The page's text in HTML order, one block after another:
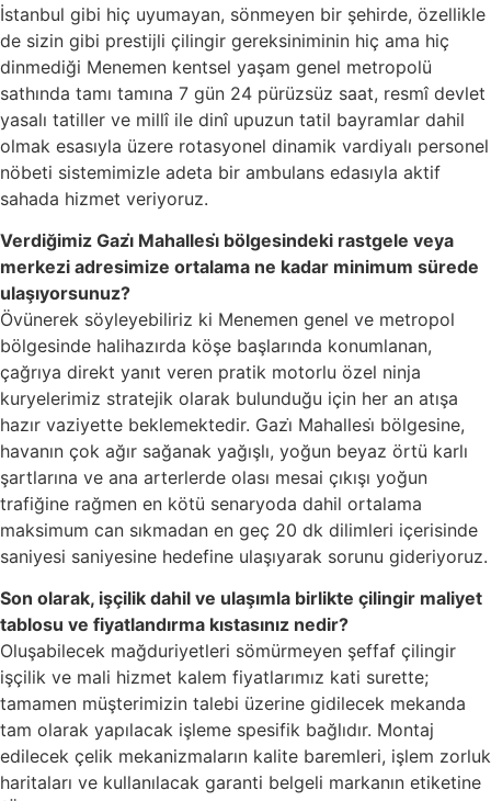
İstanbul gibi hiç uyumayan, sönmeyen bir şehirde, özellikle
de sizin gibi prestijli çilingir gereksiniminin hiç ama hiç
dinmediği Menemen kentsel yaşam genel metropolü
sathında tamı tamına 7 gün 24 pürüzsüz saat, resmî devlet
yasalı tatiller ve millî ile dinî upuzun tatil bayramlar dahil
olmak esasıyla üzere rotasyonel dinamik vardiyalı personel
nöbeti sistemimizle adeta bir ambulans edasıyla aktif
sahada hizmet veriyoruz.
Verdiğimiz Gazi̇ Mahallesi̇ bölgesindeki rastgele veya
merkezi adresimize ortalama ne kadar minimum sürede
ulaşıyorsunuz?
Övünerek söyleyebiliriz ki Menemen genel ve metropol
bölgesinde halihazırda köşe başlarında konumlanan,
çağrıya direkt yanıt veren pratik motorlu özel ninja
kuryelerimiz stratejik olarak bulunduğu için her an atışa
hazır vaziyette beklemektedir. Gazi̇ Mahallesi̇ bölgesine,
havanın çok ağır sağanak yağışlı, yoğun beyaz örtü karlı
şartlarına ve ana arterlerde olası mesai çıkışı yoğun
trafiğine rağmen en kötü senaryoda dahil ortalama
maksimum can sıkmadan en geç 20 dk dilimleri içerisinde
saniyesi saniyesine hedefine ulaşıyarak sorunu gideriyoruz.
Son olarak, işçilik dahil ve ulaşımla birlikte çilingir maliyet
tablosu ve fiyatlandırma kıstasınız nedir?
Oluşabilecek mağduriyetleri sömürmeyen şeffaf çilingir
işçilik ve mali hizmet kalem fiyatlarımız kati surette;
tamamen müşterimizin talebi üzerine gidilecek mekanda
tam olarak yapılacak işleme spesifik bağlıdır. Montaj
edilecek çelik mekanizmaların kalite baremleri, işlem zorluk
haritaları ve kullanılacak garanti belgeli markanın etiketine